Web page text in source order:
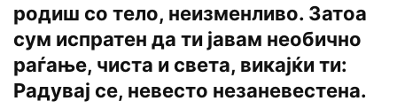
родиш со тело, неизменливо. Затоа
сум испратен да ти јавам необично
раѓање, чиста и света, викајќи ти:
Радувај се, невесто незаневестена.